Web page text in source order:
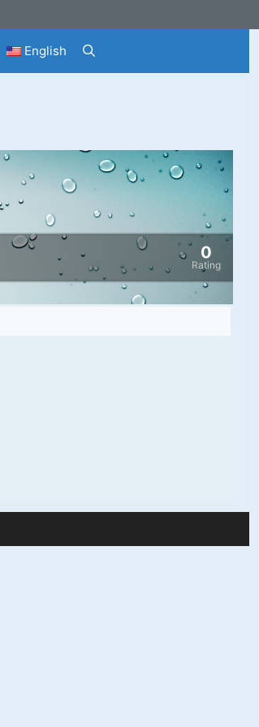
English
Rating
0